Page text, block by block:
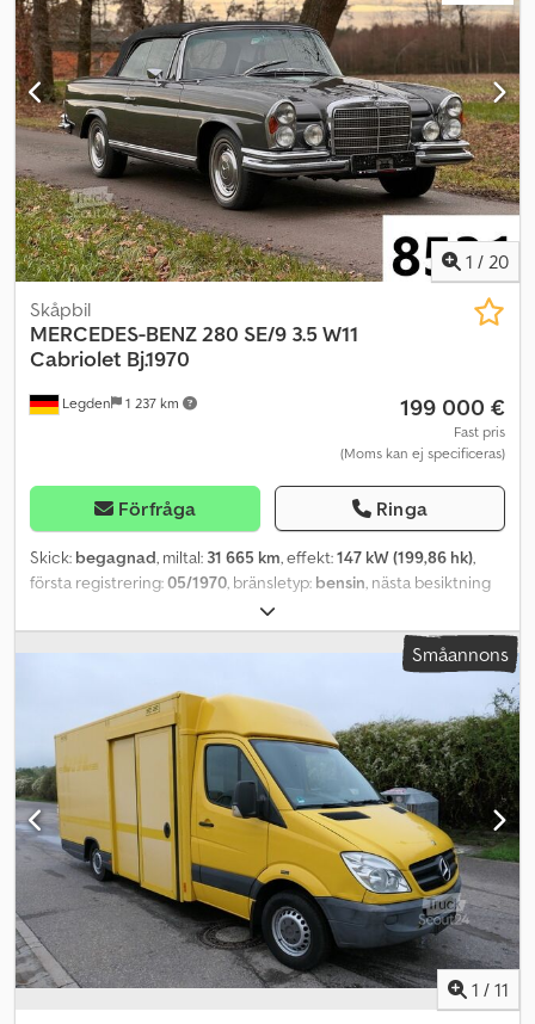
information = Motorvolym: 5.133 cc Bruttovikt: 5.440 kg Nyttolast:
2.050 kg GVW: 7.490 kg Baklucka: 1170 kg Antal ägare: 1
Försäljningspris: € 13.100, US$ 14.920
1 / 20
Legden 1 237 km
Skåpbil
MERCEDES-BENZ280 SE/9 3.5 W11
Cabriolet Bj.1970
199 000 €
Fast pris
(Moms kan ej specificeras)
Förfråga Ringa
Skick: begagnad, miltal: 31 665 km, effekt:147 kW (199,86 hk),
första registrering:05/1970, bränsletyp: bensin, nästa besiktning
, växeltyp:automatisk
till cabriolet av företaget Hofmann, Aarbergen * 4-växlad
automatlåda * Läderklädsel (svart) * Becker Monza kassett
fordonsnummer: 8531----Med reservation för fel och
mellanförsäljning. WhatsApp-support tillgänglig! Vid frågor om
fordonet eller för mer information, kontakta oss gärna bekvämt via
WhatsApp. Whatsapp Whatsapp
Småannons
1 / 11